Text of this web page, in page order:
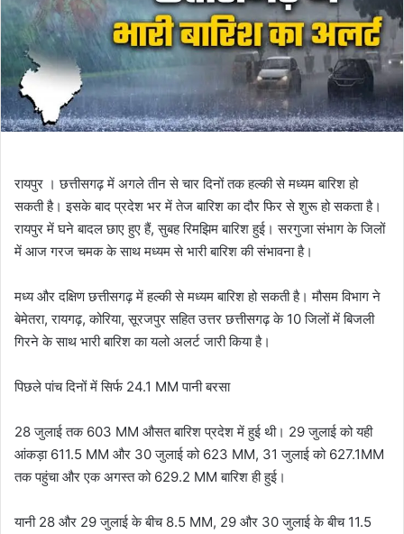
रायपुर । छत्तीसगढ़ में अगले तीन से चार दिनों तक हल्की से मध्यम बारिश हो
सकती है। इसके बाद प्रदेश भर में तेज बारिश का दौर फिर से शुरू हो सकता है।
रायपुर में घने बादल छाए हुए हैं, सुबह रिमझिम बारिश हुई। सरगुजा संभाग के जिलों
में आज गरज चमक के साथ मध्यम से भारी बारिश की संभावना है।
मध्य और दक्षिण छत्तीसगढ़ में हल्की से मध्यम बारिश हो सकती है। मौसम विभाग ने
बेमेतरा, रायगढ़, कोरिया, सूरजपुर सहित उत्तर छत्तीसगढ़ के 10 जिलों में बिजली
गिरने के साथ भारी बारिश का यलो अलर्ट जारी किया है।
पिछले पांच दिनों में सिर्फ 24.1 MM पानी बरसा
28 जुलाई तक 603 MM औसत बारिश प्रदेश में हुई थी। 29 जुलाई को यही
आंकड़ा 611.5 MM और 30 जुलाई को 623 MM, 31 जुलाई को 627.1MM
तक पहुंचा और एक अगस्त को 629.2 MM बारिश ही हुई।
यानी 28 और 29 जुलाई के बीच 8.5 MM, 29 और 30 जुलाई के बीच 11.5